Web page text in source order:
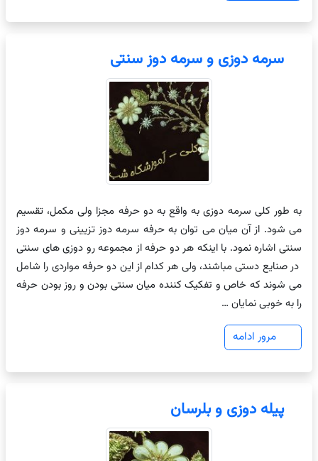
سرمه دوزی و سرمه دوز سنتی
به طور کلی سرمه دوزی به واقع به دو حرفه مجزا ولی مکمل، تقسیم
می شود. از آن میان می توان به حرفه سرمه دوز تزیینی و سرمه دوز
سنتی اشاره نمود. با اینکه هر دو حرفه از مجموعه رو دوزی های سنتی
در صنایع دستی مباشند، ولی هر کدام از این دو حرفه مواردی را شامل
می شوند که خاص و تفکیک کننده میان سنتی بودن و روز بودن حرفه
را به خوبی نمایان …
مرور ادامه
پیله دوزی و بلرسان